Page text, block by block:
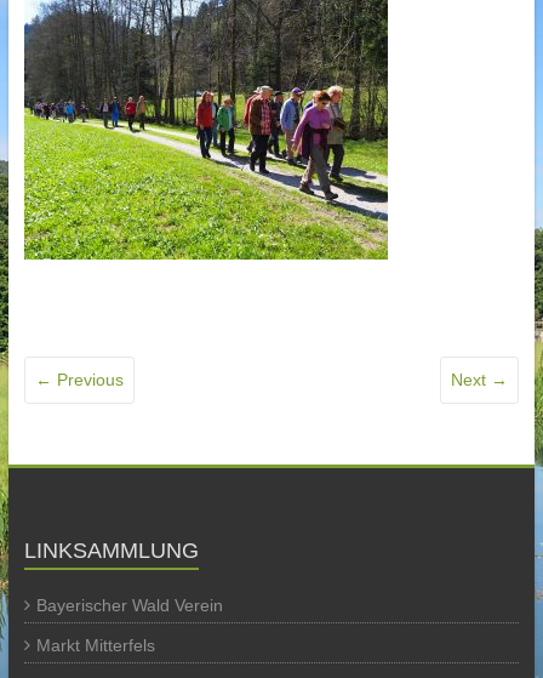
← Previous Next →
LINKSAMMLUNG
Bayerischer Wald Verein
Markt Mitterfels